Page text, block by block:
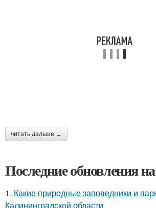
читать дальше →
Последние обновления
1. Какие природные заповедники и
Калининградской области